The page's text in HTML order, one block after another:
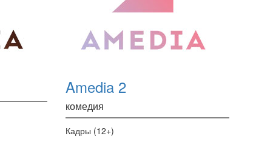
Amedia 2
комедия
Кадры (12+)